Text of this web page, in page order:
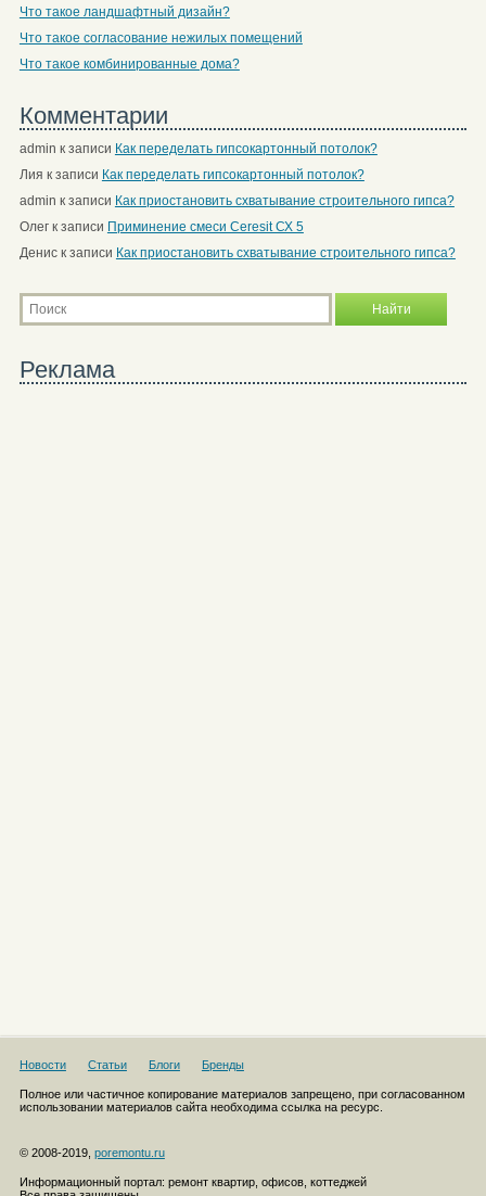
Что такое ландшафтный дизайн?
Что такое согласование нежилых помещений
Что такое комбинированные дома?
Комментарии
admin к записи Как переделать гипсокартонный потолок?
Лия к записи Как переделать гипсокартонный потолок?
admin к записи Как приостановить схватывание строительного гипса?
Олегк записи Приминение смеси Ceresit СХ 5
Дениск записи Как приостановить схватывание строительного гипса?
Реклама
Новости Статьи Блоги Бренды
Полное или частичное копирование материалов запрещено, при согласованном
использовании материалов сайта необходима ссылка на ресурс.
© 2008-2019, poremontu.ru
Информационный портал: ремонт квартир, офисов, коттеджей